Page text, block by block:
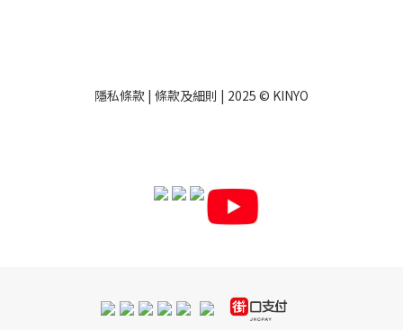
隱私條款 | 條款及細則 | 2025 © KINYO